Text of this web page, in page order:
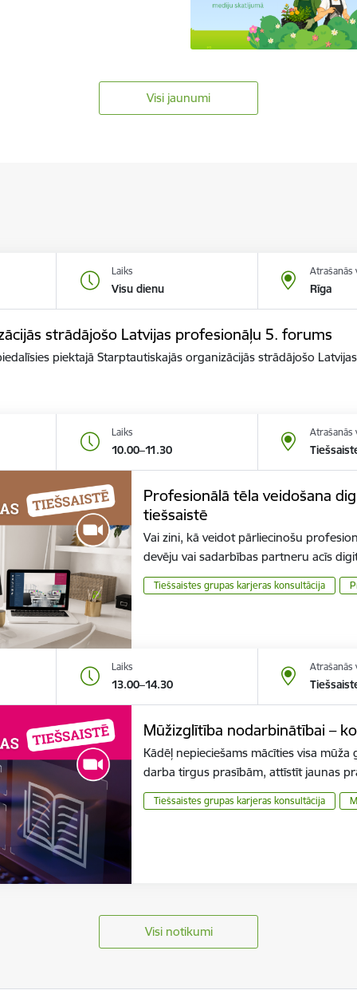
Visi jaunumi
Laiks
Visu dienu
Atrašanās
Rīga
strādājošo Latvijas profesionāļu 5. forums
piektajā Starptautiskajās organizācijās strādājošo
Laiks
10.00–11.30
Atrašanās
Profesionālā tēla veidošana
tiešsaistē
Vai zini, kā veidot pārliecinošu
devēju vai sadarbības partneru acīs
Tiešsaistes grupas karjeras konsultācija
Laiks
13.00–14.30
Atrašanās
Mūžizglītība nodarbinātībai –
Kādēļ nepieciešams mācīties visa
darba tirgus prasībām, attīstīt jaunas
Tiešsaistes grupas karjeras konsultācija
Visi notikumi